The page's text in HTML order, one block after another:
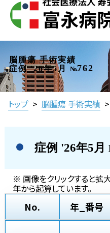
脳腫瘍 手術実績
症例 '26年5月
No.762
トップ > 脳腫瘍 手術実績 >
症例 '26年5月
※ 画像をクリックすると拡
年から起算しています。
No. 年_番号